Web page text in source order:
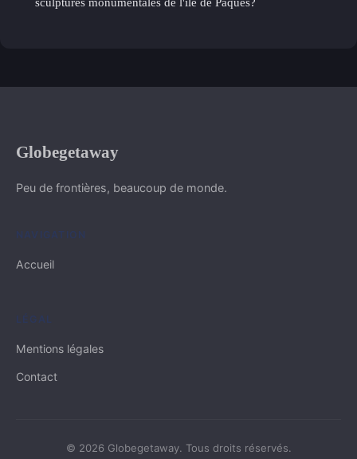
Globegetaway
Peu de frontières, beaucoup de monde.
NAVIGATION
Accueil
LÉGAL
Mentions légales
Contact
© 2026 Globegetaway. Tous droits réservés.